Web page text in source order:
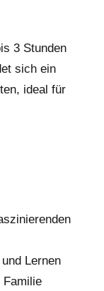
3 Stunden
sich ein
ideal für
Lernen
Familie